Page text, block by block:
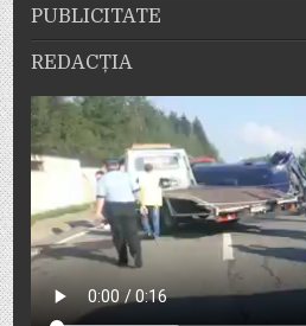
PUBLICITATE
REDACȚIA